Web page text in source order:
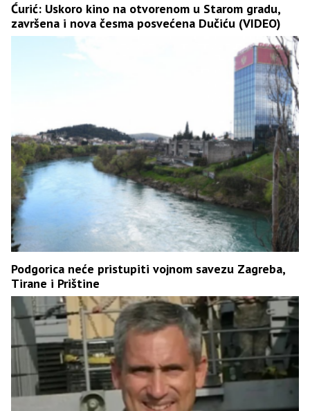
Ćurić: Uskoro kino na otvorenom u Starom gradu,
završena i nova česma posvećena Dučiću (VIDEO)
Podgorica neće pristupiti vojnom savezu Zagreba,
Tirane i Prištine